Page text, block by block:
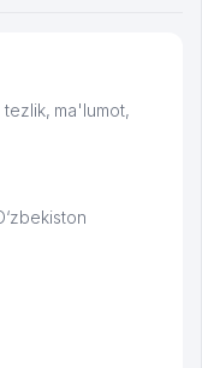
ma'lumot,